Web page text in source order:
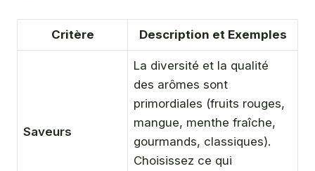
Critère Description et Exemples
Saveurs
La diversité et la qualité
des arômes sont
primordiales (fruits rouges,
mangue, menthe fraîche,
gourmands, classiques).
Choisissez ce qui